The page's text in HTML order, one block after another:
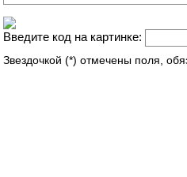
Введите код на картинке:
Звездочкой (*) отмечены поля,